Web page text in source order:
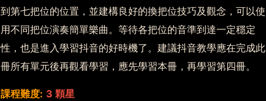
到第七把位的位置，並建構良好的換把位技巧及觀念，可以使
用不同把位演奏簡單樂曲。等待各把位的音準到達一定穩定
性，也是進入學習抖音的好時機了。建議抖音教學應在完成此
冊所有單元後再觀看學習，應先學習本冊，再學習第四冊。
課程難度: 3 顆星